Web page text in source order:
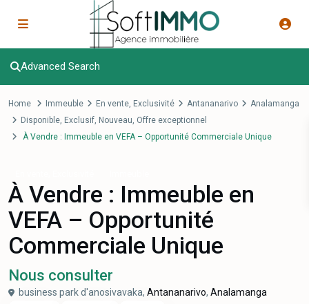
Advanced Search
Home Immeuble En vente, Exclusivité Antananarivo
Analamanga
Disponible, Exclusif, Nouveau, Offre exceptionnel
À Vendre : Immeuble en VEFA – Opportunité Commerciale Unique
À Vendre : Immeuble en
VEFA – Opportunité
Commerciale Unique
Nous consulter
business park d'anosivavaka, Antananarivo, Analamanga